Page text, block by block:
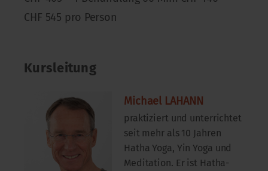
CHF 545 pro Person
Kursleitung
Michael LAHANN
praktiziert und unterrichtet
seit mehr als 10 Jahren
Hatha Yoga, Yin Yoga und
Meditation. Er ist Hatha-